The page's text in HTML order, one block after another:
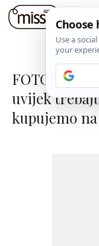
FOTO:
uvijek
kupujemo